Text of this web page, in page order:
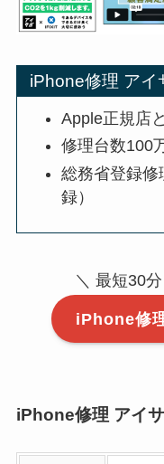
iPhone修理 アイ
Apple正規店
修理台数100
総務省登録修
録）
＼ 最短30
iPhone修
iPhone修理 アイ